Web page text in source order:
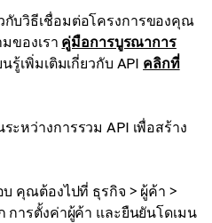
บวิธีเชื่อมต่อโครงการของคุณ
ของเรา คู่มือการบูรณาการ
รู้เพิ่มเติมเกี่ยวกับ API คลิกที่
ะหว่างการรวม API เพื่อสร้าง
คุณต้องไปที่ ธุรกิจ > ผู้ค้า >
ารตั้งค่าผู้ค้า และยืนยันโดเมน